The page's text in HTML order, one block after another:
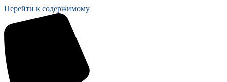
Перейти к содержимому